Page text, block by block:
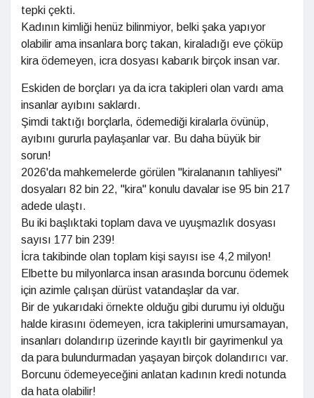
tepki çekti.
Kadının kimliği henüz bilinmiyor, belki şaka yapıyor
olabilir ama insanlara borç takan, kiraladığı eve çöküp
kira ödemeyen, icra dosyası kabarık birçok insan var.
Eskiden de borçları ya da icra takipleri olan vardı ama
insanlar ayıbını saklardı.
Şimdi taktığı borçlarla, ödemediği kiralarla övünüp,
ayıbını gururla paylaşanlar var. Bu daha büyük bir
sorun!
2026'da mahkemelerde görülen "kiralananın tahliyesi"
dosyaları 82 bin 22, "kira" konulu davalar ise 95 bin 217
adede ulaştı.
Bu iki başlıktaki toplam dava ve uyuşmazlık dosyası
sayısı 177 bin 239!
İcra takibinde olan toplam kişi sayısı ise 4,2 milyon!
Elbette bu milyonlarca insan arasında borcunu ödemek
için azimle çalışan dürüst vatandaşlar da var.
Bir de yukarıdaki örnekte olduğu gibi durumu iyi olduğu
halde kirasını ödemeyen, icra takiplerini umursamayan,
insanları dolandırıp üzerinde kayıtlı bir gayrimenkul ya
da para bulundurmadan yaşayan birçok dolandırıcı var.
Borcunu ödemeyeceğini anlatan kadının kredi notunda
da hata olabilir!